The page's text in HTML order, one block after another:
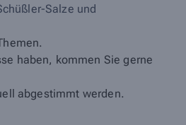
Salze und
haben, kommen Sie gerne
abgestimmt werden.